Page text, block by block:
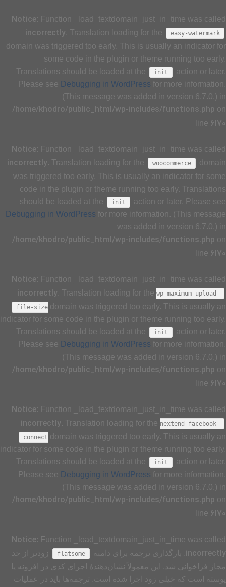
Notice: Function _load_textdomain_just_in_time was called
incorrectly. Translation loading for the easy-watermark
domain was triggered too early. This is usually an indicator for
some code in the plugin or theme running too early.
Translations should be loaded at the
init
action or later.
Please see Debugging in WordPress for more information.
(This message was added in version 6.7.0.) in
/home/khodro/public_html/wp-includes/functions.php on
line 6170
Notice: Function _load_textdomain_just_in_time was called
incorrectly. Translation loading for the woocommerce
domain
was triggered too early. This is usually an indicator for some
code in the plugin or theme running too early. Translations
should be loaded at the
init
action or later. Please see
Debugging in WordPress for more information. (This message
was added in version 6.7.0.) in
/home/khodro/public_html/wp-includes/functions.php on
line 6170
Notice: Function _load_textdomain_just_in_time was called
incorrectly. Translation loading for the wp-maximum-upload-
file-size domain was triggered too early. This is usually an
indicator for some code in the plugin or theme running too early.
Translations should be loaded at the
init
action or later.
Please see Debugging in WordPress for more information.
(This message was added in version 6.7.0.) in
/home/khodro/public_html/wp-includes/functions.php on
line 6170
Notice: Function _load_textdomain_just_in_time was called
incorrectly. Translation loading for the nextend-facebook-
connect domain was triggered too early. This is usually an
indicator for some code in the plugin or theme running too early.
Translations should be loaded at the
init
action or later.
Please see Debugging in WordPress for more information.
(This message was added in version 6.7.0.) in
/home/khodro/public_html/wp-includes/functions.php on
line 6170
Notice: Function _load_textdomain_just_in_time was called
incorrectly. بارگذاری ترجمه برای دامنه flatsome
زودتر از حد
مجاز فراخوانی شد. این معمولاً نشان‌دهندهٔ اجرای کدی در افزونه یا
پوسته است که خیلی زود اجرا شده است. ترجمه‌ها باید در عملیات